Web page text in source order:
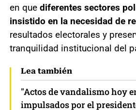
en que diferentes sectores
insistido en la necesidad de
resultados electorales y
tranquilidad institucional del
Lea también
"Actos de vandalismo hoy
impulsados por el